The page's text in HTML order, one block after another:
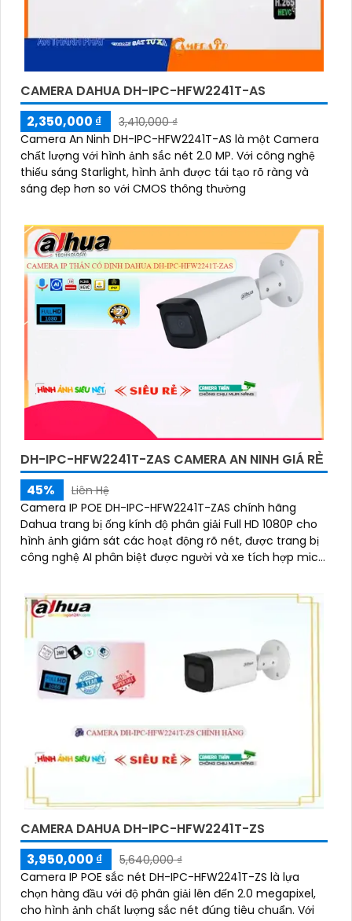
CAMERA DAHUA DH-IPC-HFW2241T-AS
2,350,000 ₫
3,410,000 ₫
Camera An Ninh DH-IPC-HFW2241T-AS là một Camera
chất lượng với hình ảnh sắc nét 2.0 MP. Với công nghệ
thiếu sáng Starlight, hình ảnh được tái tạo rõ ràng và
sáng đẹp hơn so với CMOS thông thường
DH-IPC-HFW2241T-ZAS CAMERA AN NINH GIÁ RẺ
45%
Liên Hệ
Camera IP POE DH-IPC-HFW2241T-ZAS chính hãng
Dahua trang bị ống kính độ phân giải Full HD 1080P cho
hình ảnh giám sát các hoạt động rõ nét, được trang bị
công nghệ AI phân biệt được người và xe tích hợp mic
CAMERA DAHUA DH-IPC-HFW2241T-ZS
3,950,000 ₫
5,640,000 ₫
Camera IP POE sắc nét DH-IPC-HFW2241T-ZS là lựa
chọn hàng đầu với độ phân giải lên đến 2.0 megapixel,
cho hình ảnh chất lượng sắc nét đúng tiêu chuẩn. Với